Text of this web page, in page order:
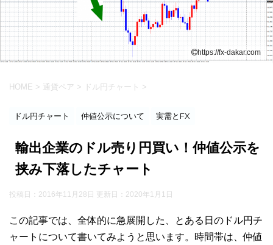
https://fx-dakar.com
HOME > 通貨ペア > ドル円チャート >
ドル円チャート 仲値公示について 実需とFX
輸出企業のドル売り円買い！仲値公示を
挟み下落したチャート
投稿日：2016年11月28日 更新日： 2020年1月1日
この記事では、全体的に急展開した、とある日のドル円チ
ャートについて書いてみようと思います。時間帯は、仲値